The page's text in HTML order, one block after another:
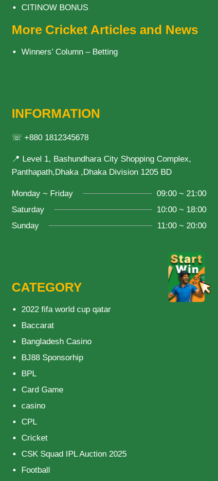
CITINOW BONUS
More Cricket Articles and News
Winners’ Column – Betting
INFORMATION
☏ +880 1812345678
📍 Level 1, Bashundhara City Shopping Complex,
Panthapath,Dhaka ,Dhaka Division 1205 BD
Monday ~ Friday
09:00 ~ 21:00
Saturday
10:00 ~ 18:00
Sunday
11:00 ~ 20:00
CATEGORY
2022 fifa world cup qatar
Baccarat
Bangladesh Casino
BJ88 Sponsorhip
BPL
Card Game
casino
CPL
Cricket
CSK Squad IPL Auction 2025
Football